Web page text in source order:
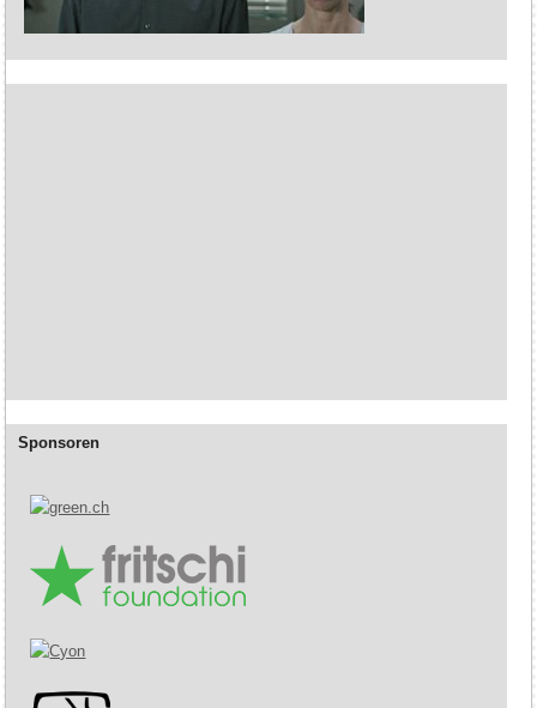
Sponsoren